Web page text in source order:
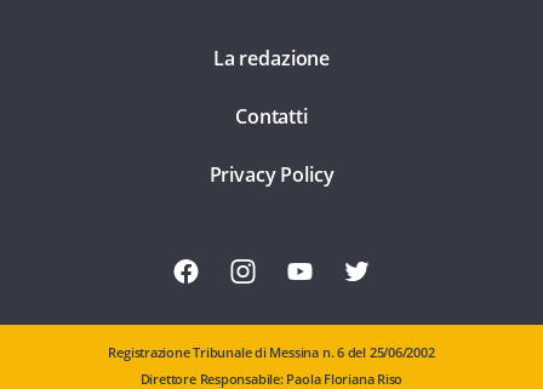
La redazione
Contatti
Privacy Policy
Registrazione Tribunale di Messina n. 6 del 25/06/2002
Direttore Responsabile: Paola Floriana Riso